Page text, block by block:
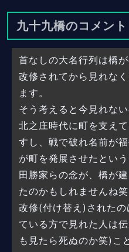
九十九橋のコメント
首なしの大名行列は橋
改修されてから見れな
ます。
そう考えると今見れな
北之庄時代に町を支え
すし、戦で破れ名前が
が町を発展させたとい
田勝家らの念が、橋が
たのかもしれませんね
改修(付け替え)された
ている方で見れた人は
も見たら死ぬのか笑)こ